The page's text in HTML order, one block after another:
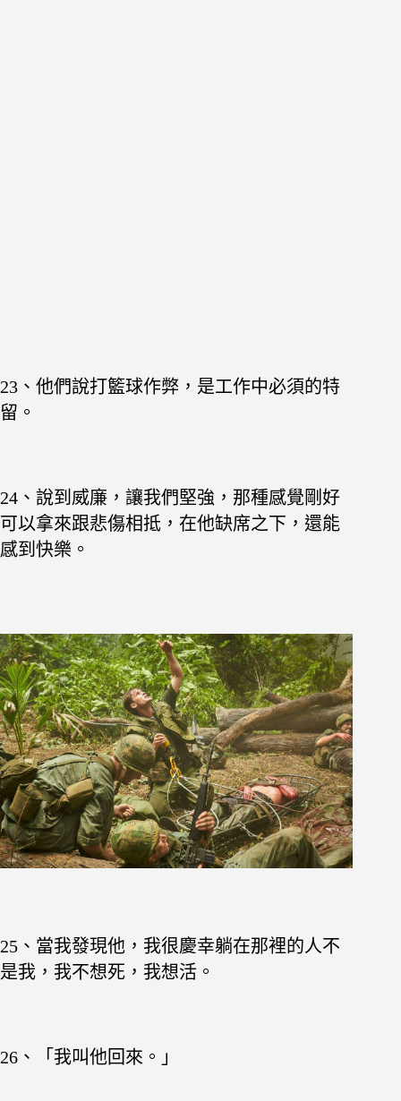
23、他們說打籃球作弊，是工作中必須的特
留。
24、說到威廉，讓我們堅強，那種感覺剛好
可以拿來跟悲傷相抵，在他缺席之下，還能
感到快樂。
25、當我發現他，我很慶幸躺在那裡的人不
是我，我不想死，我想活。
26、「我叫他回來。」